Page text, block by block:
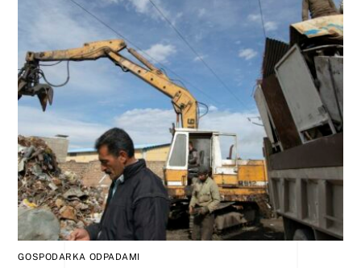
GOSPODARKA ODPADAMI